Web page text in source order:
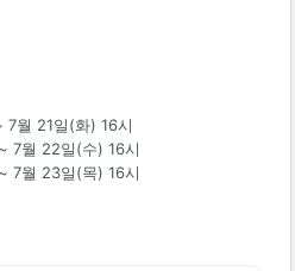
7월 21일(화) 16시
~ 7월 22일(수) 16시
~ 7월 23일(목) 16시